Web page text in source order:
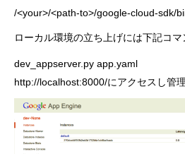
/<your>/<path-to>/google-cloud-sdk/
ローカル環境の立ち上げには下記コマ
dev_appserver.py app.yaml
http://localhost:8000/にアクセスし管